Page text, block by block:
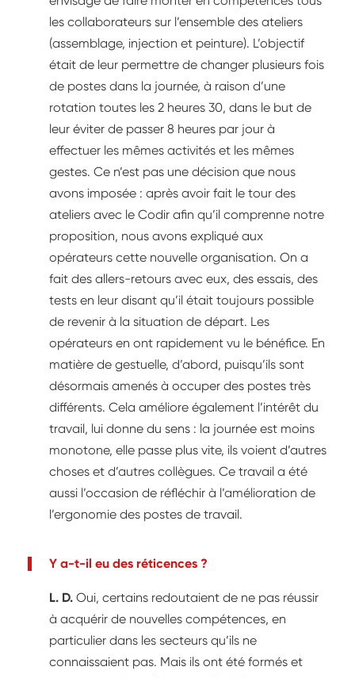
les collaborateurs sur l’ensemble des ateliers
(assemblage, injection et peinture). L’objectif
était de leur permettre de changer plusieurs fois
de postes dans la journée, à raison d’une
rotation toutes les 2 heures 30, dans le but de
leur éviter de passer 8 heures par jour à
effectuer les mêmes activités et les mêmes
gestes. Ce n’est pas une décision que nous
avons imposée : après avoir fait le tour des
ateliers avec le Codir afin qu’il comprenne notre
proposition, nous avons expliqué aux
opérateurs cette nouvelle organisation. On a
fait des allers-retours avec eux, des essais, des
tests en leur disant qu’il était toujours possible
de revenir à la situation de départ. Les
opérateurs en ont rapidement vu le bénéfice. En
matière de gestuelle, d’abord, puisqu’ils sont
désormais amenés à occuper des postes très
différents. Cela améliore également l’intérêt du
travail, lui donne du sens : la journée est moins
monotone, elle passe plus vite, ils voient d’autres
choses et d’autres collègues. Ce travail a été
aussi l’occasion de réfléchir à l’amélioration de
l’ergonomie des postes de travail.
Y a-t-il eu des réticences ?
L. D. Oui, certains redoutaient de ne pas réussir
à acquérir de nouvelles compétences, en
particulier dans les secteurs qu’ils ne
connaissaient pas. Mais ils ont été formés et